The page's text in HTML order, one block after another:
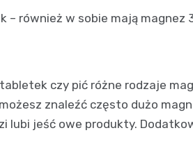
– również w sobie mają magnez
czy pić różne rodzaje
znaleźć często dużo
lubi jeść owe produkty.